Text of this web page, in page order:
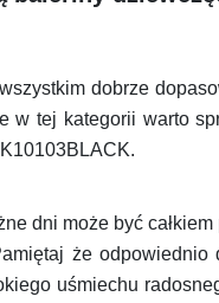
dobrze
w tej kategorii warto
dni może być
że odpowiednio
uśmiechu